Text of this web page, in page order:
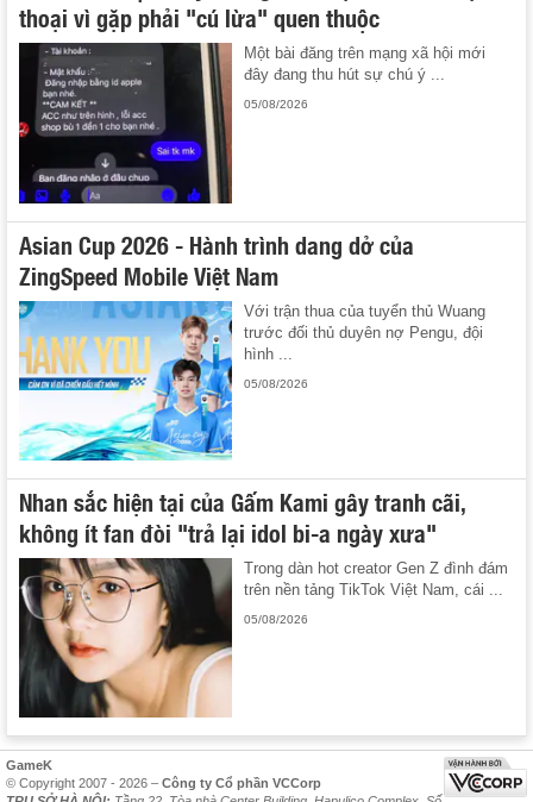
thoại vì gặp phải "cú lừa" quen thuộc
Một bài đăng trên mạng xã hội mới
đây đang thu hút sự chú ý ...
05/08/2026
Asian Cup 2026 - Hành trình dang dở của
ZingSpeed Mobile Việt Nam
Với trận thua của tuyển thủ Wuang
trước đối thủ duyên nợ Pengu, đội
hình ...
05/08/2026
Nhan sắc hiện tại của Gấm Kami gây tranh cãi,
không ít fan đòi "trả lại idol bi-a ngày xưa"
Trong dàn hot creator Gen Z đình đám
trên nền tảng TikTok Việt Nam, cái ...
05/08/2026
GameK
© Copyright 2007 - 2026 – Công ty Cổ phần VCCorp